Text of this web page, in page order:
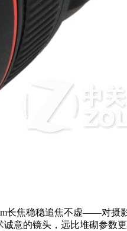
长焦稳稳追焦不虚——对摄
意的镜头，远比堆砌参数